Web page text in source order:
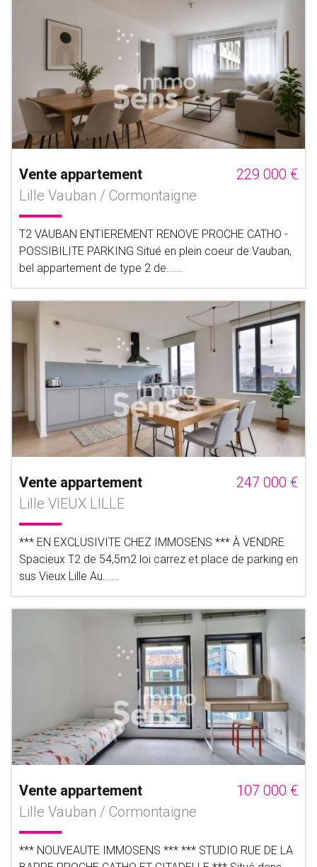
Vente appartement
229 000 €
Lille Vauban / Cormontaigne
T2 VAUBAN ENTIEREMENT RENOVE PROCHE CATHO -
POSSIBILITE PARKING Situé en plein coeur de Vauban,
bel appartement de type 2 de......
Vente appartement
247 000 €
Lille VIEUX LILLE
*** EN EXCLUSIVITE CHEZ IMMOSENS *** À VENDRE
Spacieux T2 de 54,5m2 loi carrez et place de parking en
sus Vieux Lille Au......
Vente appartement
107 000 €
Lille Vauban / Cormontaigne
*** NOUVEAUTE IMMOSENS *** *** STUDIO RUE DE LA